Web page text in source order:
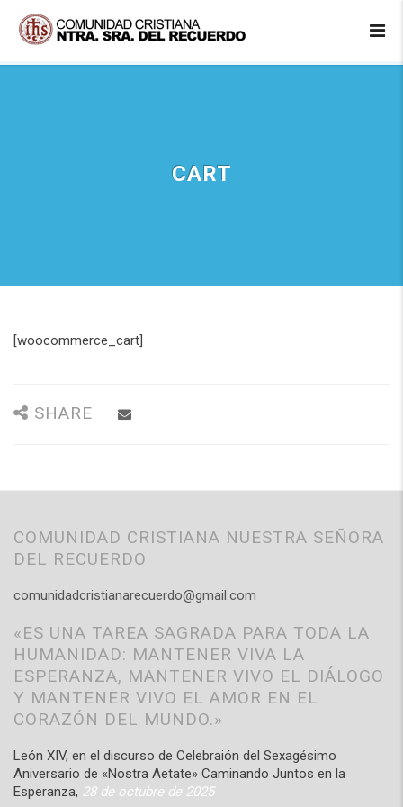
CART
[woocommerce_cart]
SHARE
COMUNIDAD CRISTIANA NUESTRA SEÑORA
DEL RECUERDO
comunidadcristianarecuerdo@gmail.com
«ES UNA TAREA SAGRADA PARA TODA LA
HUMANIDAD: MANTENER VIVA LA
ESPERANZA, MANTENER VIVO EL DIÁLOGO
Y MANTENER VIVO EL AMOR EN EL
CORAZÓN DEL MUNDO.»
León XIV, en el discurso de Celebraión del Sexagésimo
Aniversario de «Nostra Aetate» Caminando Juntos en la
Esperanza, 28 de octubre de 2025